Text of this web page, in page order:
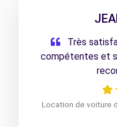
Très
compétentes et
Location de voiture